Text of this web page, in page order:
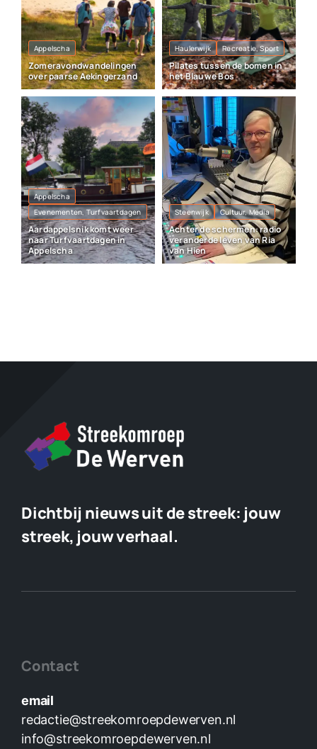
Appelscha
Zomeravondwandelingen
over paarse Aekingerzand
Haulerwijk Recreatie, Sport
Pilates tussen de bomen in
het Blauwe Bos
Appelscha
Evenementen, Turfvaartdagen
Aardappelsnik komt weer
naar Turfvaartdagen in
Appelscha
Steenwijk Cultuur, Media
Achter de schermen: radio
veranderde leven van Ria
van Hien
Dichtbij nieuws uit de streek: jouw
streek, jouw verhaal.
Contact
email
redactie@streekomroepdewerven.nl
info@streekomroepdewerven.nl